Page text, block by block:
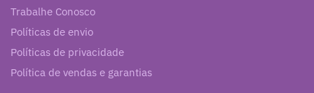
Trabalhe Conosco
Políticas de envio
Políticas de privacidade
Política de vendas e garantias